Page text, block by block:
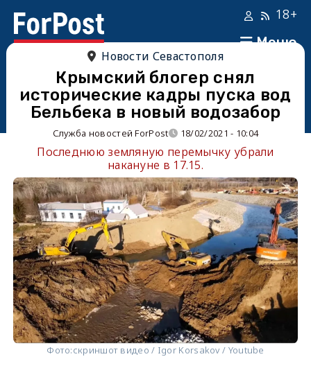
Меню
18+
Новости Севастополя
Крымский блогер снял
исторические кадры пуска вод
Бельбека в новый водозабор
Служба новостей ForPost 18/02/2021 - 10:04
Последнюю земляную перемычку убрали
накануне в 17.15.
Фото:скриншот видео / Igor Korsakov / Youtube